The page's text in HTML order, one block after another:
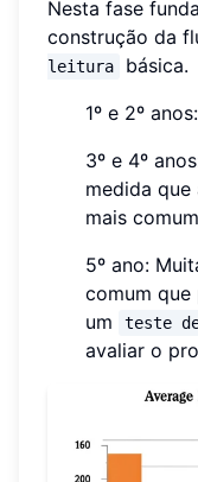
Nesta fase
construção da
leitura
básica.
1º e 2º
3º e 4º
medida que
mais
5º ano:
comum que
um
teste
avaliar o